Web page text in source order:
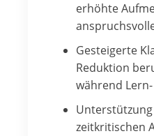
erhöhte
Gesteigerte
Reduktion
während
zeitkritischen